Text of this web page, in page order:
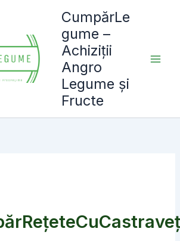
CumpărLe
gume –
Achiziții
Angro
Legume și
Fructe